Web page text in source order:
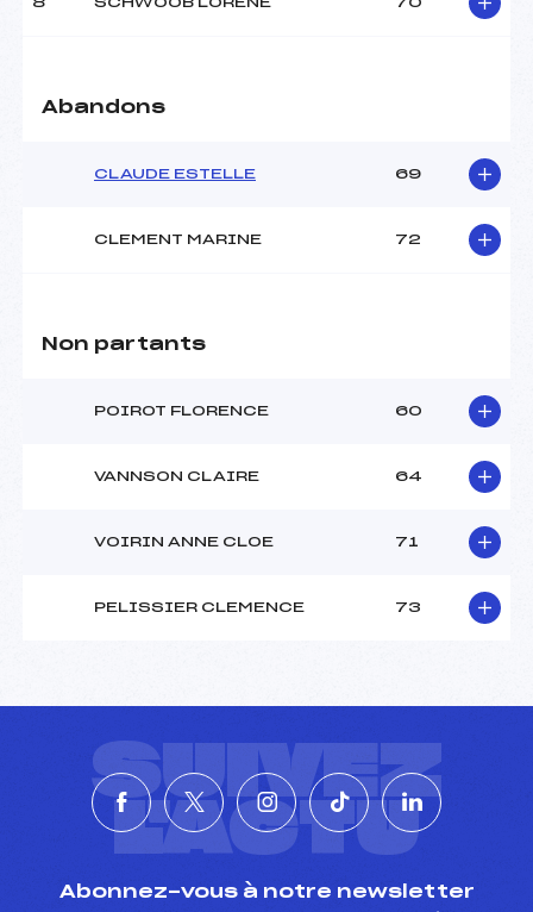
8 SCHWOOB LORENE 70
Abandons
CLAUDE ESTELLE 69
CLEMENT MARINE 72
Non partants
POIROT FLORENCE 60
VANNSON CLAIRE 64
VOIRIN ANNE CLOE 71
PELISSIER CLEMENCE 73
SUIVEZ
L'ACTU
Abonnez-vous à notre newsletter